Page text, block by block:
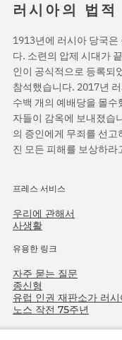
러시아의 법적
1913년에 러시아 당국은
다. 소련의 압제 시대가
인이 공식적으로 등록되
참석했습니다. 2017년
수백 개의 예배당을 몰
자들이 감옥에 보내졌습
의 증인에게 무죄를 선
진 모든 피해를 보상하라
프레스 서비스
우리에 관해서
사생활
유용한 링크
자주 묻는 질문
종신형
유럽 인권 재판소가 러
노스 작전 75주년